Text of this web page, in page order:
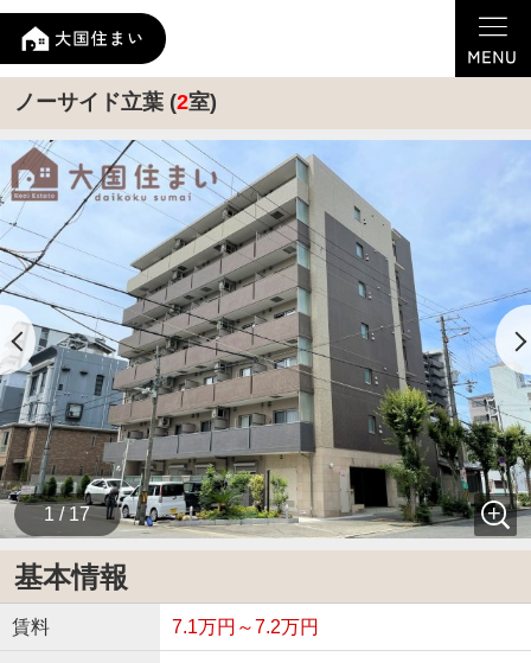
ノーサイド立葉 (2室)
1 / 17
基本情報
賃料 7.1万円～7.2万円